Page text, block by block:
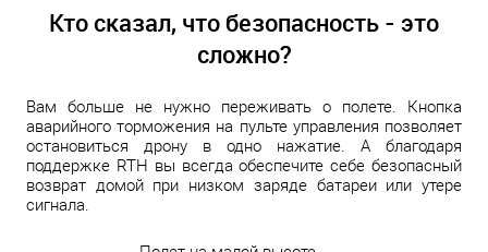
Кто сказал, что безопасность - это
сложно?
Вам больше не нужно переживать о полете. Кнопка
аварийного торможения на пульте управления позволяет
остановиться дрону в одно нажатие. А благодаря
поддержке RTH вы всегда обеспечите себе безопасный
возврат домой при низком заряде батареи или утере
сигнала.